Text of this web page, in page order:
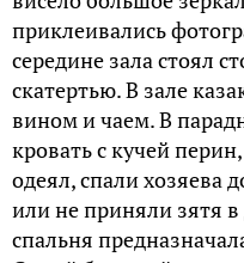
приклеивались
середине зала стоял
скатертью. В зале
вином и чаем. В
кровать с кучей
одеял, спали хозяева
или не приняли зятя
спальня